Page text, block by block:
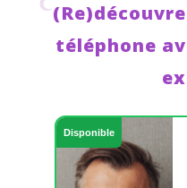
téléphone
Disponible